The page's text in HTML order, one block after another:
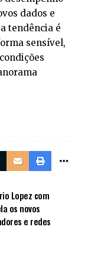
dados e
tendência é
sensível,
Lopez com
os novos
e redes